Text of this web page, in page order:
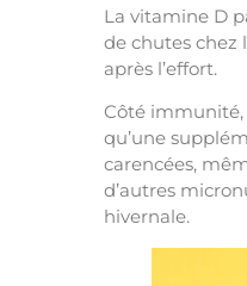
La vitamine D
de chutes chez
après l’effort.
Côté immunité,
qu’une
carencées,
d’autres
hivernale.